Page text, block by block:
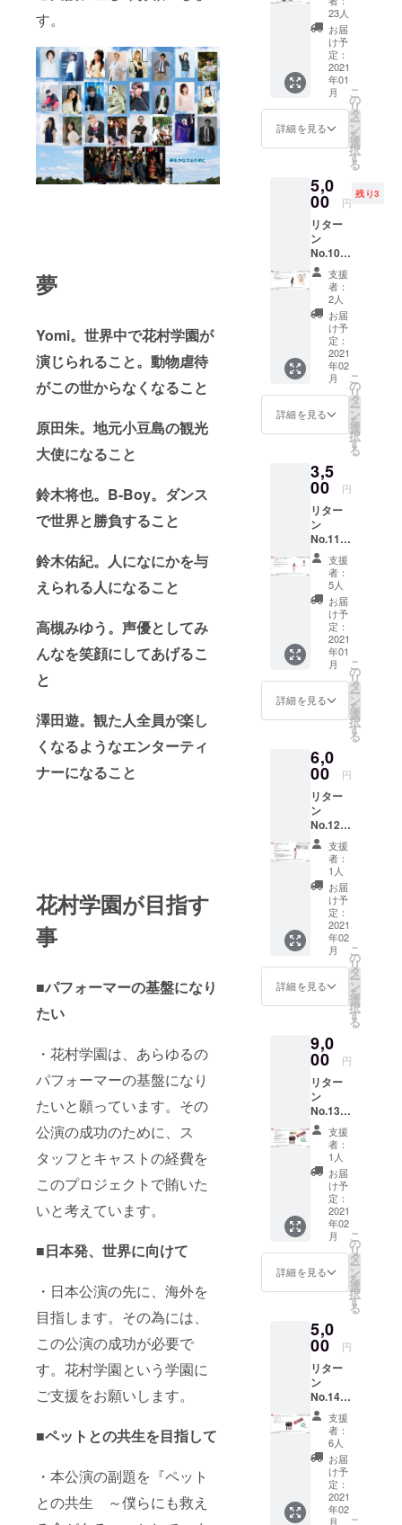
す。
夢
Yomi。世界中で花村学園が
演じられること。動物虐待
がこの世からなくなること
原田朱。地元小豆島の観光
大使になること
鈴木将也。B-Boy。ダンス
で世界と勝負すること
鈴木佑紀。人になにかを与
えられる人になること
高槻みゆう。声優としてみ
んなを笑顔にしてあげるこ
と
澤田遊。観た人全員が楽し
くなるようなエンターティ
ナーになること
花村学園が目指す
事
■パフォーマーの基盤になり
たい
・花村学園は、あらゆるの
パフォーマーの基盤になり
たいと願っています。その
公演の成功のために、ス
タッフとキャストの経費を
このプロジェクトで賄いた
いと考えています。
■日本発、世界に向けて
・日本公演の先に、海外を
目指します。その為には、
この公演の成功が必要で
す。花村学園という学園に
ご支援をお願いします。
■ペットとの共生を目指して
・本公演の副題を『ペット
との共生 ～僕らにも救え
１年２
月以降
となり
ます
ザイ
ン・制
作は、
長野県
で活躍
するフ
ラワー
アー
ティス
色の
ご指定
来ませ
ん。 ■
お届け
・お届
けは、
2021年
1月以降
になり
ます。
しな孝
之先生
描下ろ
し 花
村学園
オリジ
ナル
エコ
バッグ
ル フ
ラワー
ペン ■
ご説明
・ここ
でしか
手に入
らない
花村学
園オリ
ジナル
グッズ
のセッ
トで
す。花
村学園
オリジ
ずしな
孝之先
ろしの
花村学
園オリ
ジナル
エコ
バッ
グ、花
村学園
オリジ
ナルフ
ラワー
ペンの
です。
・定価
8,000円
セット
が、お
得な価
格に
なって
います
■お届け
・お届
けは、
2021年
1月以降
になり
ます。
オリジ
ナルCD
& DVD
セッ
ト』 ■
料金：
5,000
jpy 送
料別
（着払
いとな
す） ■
リター
ン内容
・如月
蓮 花
村学園
オリジ
ナルソ
ングCD
・如月
蓮 ス
ペシャ
ルPV映
像DVD
■説明
・花村
学園だ
ジナル
ソング
集で
す。
3曲オリ
ジナル
ソング
■お届け
・発送
は、
2021年
1月以降
となり
ます
23人
お届
け予
定：
2021
年01
月
詳細を見る
こ
の
リ
タ
ー
ン
を
選
択
す
る
5,0
00 円
残り3
リター
ン
No.10
『花村
学園オ
リジナ
ル 原
田朱
世界に1
枚しか
ない手
作りT
シャ
ツ』 ■
料金：
5,000
料別
（着払
いとな
りま
す）
先着5名
様、限
定商品
■リター
ン内容
・花村
学園ヒ
ロイ
ン 原
田朱
「世界
に1枚し
手作りT
ツ」 ■
説明 ・
原田朱
のスペ
シャル
グッズ
です。
・Tシャ
ツのサ
イズを
ご指定
してい
ただ
き、原
田朱
自らが
その人
デザイ
ンしま
お届け
・お届
けは、
2021年
1月以降
になり
ます。
支援
者：
2人
お届
け予
定：
2021
年02
月
詳細を見る
こ
の
リ
タ
ー
ン
を
選
択
す
る
3,5
00 円
リター
ン
No.11
『原め
ぐみ
「花村
学園
二階堂
苑絵物
語」
フォト
ブッ
ク』 ■
料金：
3,500
jpy 送
（着払
いとな
りま
す） ■
リター
ン内容
・原め
ぐみ
「花村
学園
二階堂
苑絵物
語」
フォト
ブック
・単行
本サイ
の魅力
満載の
スペ
シャル
フォト
ブック
です ■
お届け
・お届
けは、
2021年
1月以降
になり
ます。
支援
者：
5人
お届
け予
定：
2021
年01
月
詳細を見る
こ
の
リ
タ
ー
ン
を
選
択
す
る
6,0
00 円
リター
ン
No.12
『花村
百合
子 お
悩み相
談 マ
ンツー
マン会
話』 ■
料金：
6,000
jpy 限
定５名
様 ■リ
内容 ・
花村百
合子
マン
ツーマ
ンZoom
・面談
時間：
20分 ■
説明 ・
花村百
合子
（Yomi
）が、
マン
ツーマ
ンで皆
承りま
す ・米
国
NLP™
協会認
定NLP
プラク
ティ
ショ
ナー有
資格者
のYomi
が、丁
寧にご
支援
者：
1人
お届
け予
定：
2021
年02
月
詳細を見る
こ
の
リ
タ
ー
ン
を
選
択
す
る
9,0
00 円
リター
ン
No.13
『 D-
Stage
自由席
チケッ
ト & オ
リジナ
ルグッ
ズ（タ
オル＆
リスト
バン
ド）
セッ
料金：
9,000
jpy 送
料別
（着払
いとな
りま
す） ■
リター
ン内容
・D-
Stage扱
い 自
由席チ
支援
者：
1人
お届
け予
定：
2021
年02
月
詳細を見る
こ
の
リ
タ
ー
ン
を
選
択
す
る
5,0
00 円
リター
ン
No.14
『D-
Stage
オリジ
ナル
グッズ
（タオ
ル＆リ
ストバ
支援
者：
6人
お届
け予
定：
2021
年02
月
こ